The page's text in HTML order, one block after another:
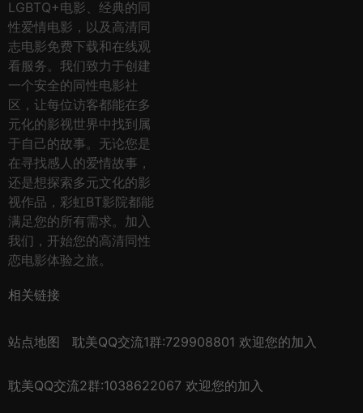
LGBTQ+电影、经典的同
性爱情电影，以及高清同
志电影免费下载和在线观
看服务。我们致力于创建
一个安全的同性电影社
区，让每位访客都能在多
元化的影视世界中找到属
于自己的故事。无论您是
在寻找感人的爱情故事，
还是想探索多元文化的影
视作品，彩虹BT影院都能
满足您的所有需求。加入
我们，开始您的高清同性
恋电影体验之旅。
相关链接
站点地图 耽美QQ交流1群:729908801 欢迎您的加入
耽美QQ交流2群:1038622067 欢迎您的加入